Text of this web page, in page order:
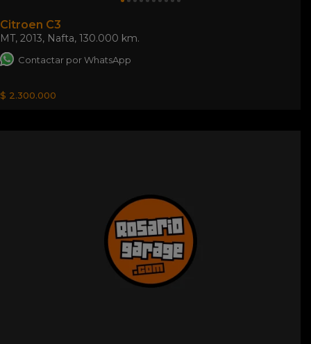
Citroen C3
MT, 2013, Nafta, 130.000 km.
Contactar por WhatsApp
$ 2.300.000